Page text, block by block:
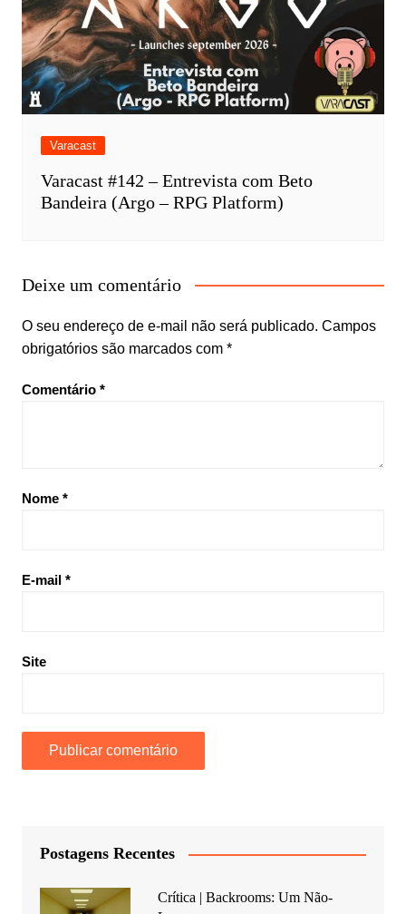
Varacast
Varacast #142 – Entrevista com Beto
Bandeira (Argo – RPG Platform)
Deixe um comentário
O seu endereço de e-mail não será publicado. Campos
obrigatórios são marcados com *
Comentário *
Nome *
E-mail *
Site
Postagens Recentes
Crítica | Backrooms: Um Não-